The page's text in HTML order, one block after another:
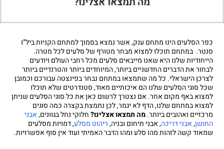
כפר הסלעים הינו מתחם ענק, אשר נמצא בסמוך למתחם הקניות ביל”ו
סנטר. במתחם תוכלו למצוא מבחר מטורף של סלעים לכל מטרה.
הייחודיות שלנו היא שאנו מייבאים סלעים מכל רחבי העולם ויודעים
לבחור את הדברים החדשניים ביותר, המיוחדים ביותר והטרנדיים ביותר
לצרכן הישראלי. כל מה שתמצאו במתחם נבחר בפינצטה עבורכם וכמובן
שכל סוגי הסלעים שלנו הם איכותיים מאוד, סטנדרטים שלא תוכלו
למצוא באף מקום אחר. אם נצטרך לרשום כאן את כל סוגי הסלעים שניתן
למצוא במתחם שלנו, הדף לא יגמר, לכן נתמצת בקצרה כמה סוגים
מרכזיים ואהובים ביותר.מה תמצאו אצלינו?חלוקי נחל בגוונים,אבני
החושן,אבני דריכה, אבני תיחום ובניה,ריהוט מסלע, דמויות מסלעים
שמאוד קשה לזהות מהו סלע ומהו הדבר האמיתי ועוד אין סוף אפשרויות.